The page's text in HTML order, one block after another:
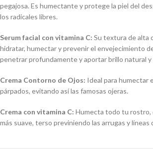
pegajosa. Es humectante y protege la piel del
los radicales libres.
Serum facial con vitamina C: Su textura de alta
hidratar, humectar y prevenir el envejecimiento
penetrar profundamente y aportar brillo natural y
Crema Contorno de Ojos: Ideal para humectar
párpados, evitando así las famosas ojeras.
Crema con vitamina C: Humecta todo tu rostro,
más suave, terso previniendo las arrugas y líneas